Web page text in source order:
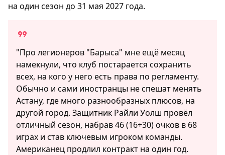
на один сезон до 31 мая 2027 года.
"Про легионеров "Барыса" мне ещё месяц
намекнули, что клуб постарается сохранить
всех, на кого у него есть права по регламенту.
Обычно и сами иностранцы не спешат менять
Астану, где много разнообразных плюсов, на
другой город. Защитник Райли Уолш провёл
отличный сезон, набрав 46 (16+30) очков в 68
играх и став ключевым игроком команды.
Американец продлил контракт на один год.